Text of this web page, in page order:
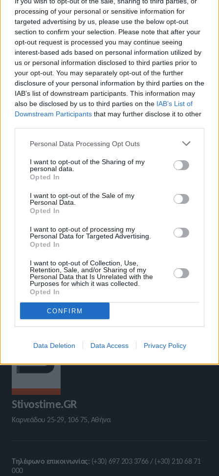
processing of your personal or sensitive information for
targeted advertising by us, please use the below opt-out
section to confirm your selection. Please note that after your
opt-out request is processed you may continue seeing
interest-based ads based on personal information utilized by
us or personal information disclosed to third parties prior to
your opt-out. You may separately opt-out of the further
disclosure of your personal information by third parties on the
IAB’s list of downstream participants. This information may
also be disclosed by us to third parties on the IAB’s List of
Downstream Participants that may further disclose it to other
Personal Data Processing Opt Outs
I want to opt-out of the Sharing of my
personal data.
Opted In
I want to opt-out of the Sale of my
Personal Data.
Opted In
I want to opt-out of processing my
Personal Data for Targeted Advertising.
Opted In
I want to opt-out of Collection, Use,
Retention, Sale, and/or Sharing of my
Personal Data that Is Unrelated with the
Purposes for which it was collected.
Opted In
CONFIRM
Data Deletion Data Access Privacy Policy
Δημοσιογράφος με εμπειρία σε blogging, ραδιόφωνο και
τηλεόραση. Εξειδίκευση στα ελληνοτουρκικά, τον
Ολυμπιακό και τον στίβο, με ρεπορτάζ και αναλύσεις από
πρώτο χέρι που προσφέρουν γνώση και έμπνευση.
Βαθμολογήστε αυτό το άρθρο:
★★★
ΣΕΓΑΣ: Αλλάζει εικόνα στο
διαδίκτυο – Κεντέρης:
Αποτέλεσμα αντάξιο της
αρχαιότερης Ομοσπονδίας
Άννα Βερούλη: Γειά σου
Stivostime.GR
Καρνεάδου 25-29, 106 75, Αθήνα
Τηλέφωνο επικοινωνίας: (+30) 697 203 3766 / (+30) 210 68 71
000